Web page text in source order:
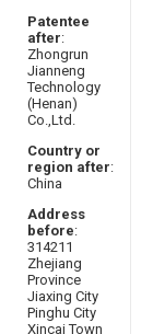
Patentee
after:
Zhongrun
Jianneng
Technology
(Henan)
Co.,Ltd.
Country or
region after:
China
Address
before:
314211
Zhejiang
Province
Jiaxing City
Pinghu City
Xincai Town